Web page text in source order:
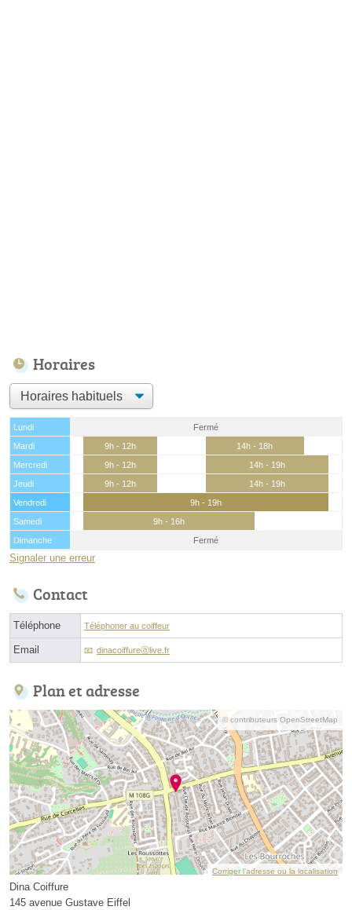
Horaires
Lundi
Fermé
Mardi
9h - 12h
14h - 18h
Mercredi
9h - 12h
14h - 19h
Jeudi
9h - 12h
14h - 19h
Vendredi
9h - 19h
Samedi
9h - 16h
Dimanche
Fermé
Signaler une erreur
Contact
Téléphone Téléphoner au coiffeur
Email dinacoiffureⓐlive.fr
Plan et adresse
© contributeurs OpenStreetMap
Corriger l’adresse ou la localisation
Dina Coiffure
145 avenue Gustave Eiffel